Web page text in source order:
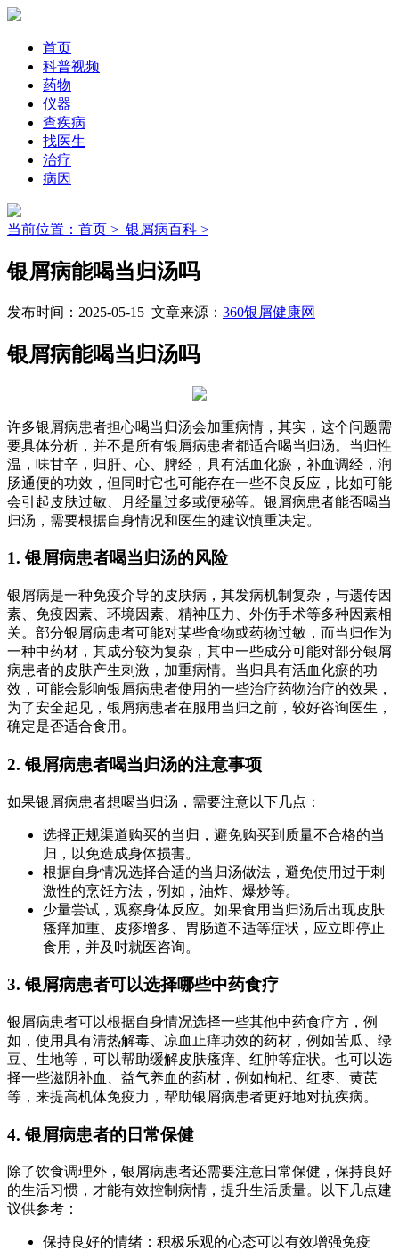
首页
科普视频
药物
仪器
查疾病
找医生
治疗
病因
当前位置：首页 > 银屑病百科 >
银屑病能喝当归汤吗
发布时间：2025-05-15 文章来源： 360银屑健康网
银屑病能喝当归汤吗
许多银屑病患者担心喝当归汤会加重病情，其实，这个问题需
要具体分析，并不是所有银屑病患者都适合喝当归汤。当归性
温，味甘辛，归肝、心、脾经，具有活血化瘀，补血调经，润
肠通便的功效，但同时它也可能存在一些不良反应，比如可能
会引起皮肤过敏、月经量过多或便秘等。银屑病患者能否喝当
归汤，需要根据自身情况和医生的建议慎重决定。
1. 银屑病患者喝当归汤的风险
银屑病是一种免疫介导的皮肤病，其发病机制复杂，与遗传因
素、免疫因素、环境因素、精神压力、外伤手术等多种因素相
关。部分银屑病患者可能对某些食物或药物过敏，而当归作为
一种中药材，其成分较为复杂，其中一些成分可能对部分银屑
病患者的皮肤产生刺激，加重病情。当归具有活血化瘀的功
效，可能会影响银屑病患者使用的一些治疗药物治疗的效果，
为了安全起见，银屑病患者在服用当归之前，较好咨询医生，
确定是否适合食用。
2. 银屑病患者喝当归汤的注意事项
如果银屑病患者想喝当归汤，需要注意以下几点：
选择正规渠道购买的当归，避免购买到质量不合格的当
归，以免造成身体损害。
根据自身情况选择合适的当归汤做法，避免使用过于刺
激性的烹饪方法，例如，油炸、爆炒等。
少量尝试，观察身体反应。如果食用当归汤后出现皮肤
瘙痒加重、皮疹增多、胃肠道不适等症状，应立即停止
食用，并及时就医咨询。
3. 银屑病患者可以选择哪些中药食疗
银屑病患者可以根据自身情况选择一些其他中药食疗方，例
如，使用具有清热解毒、凉血止痒功效的药材，例如苦瓜、绿
豆、生地等，可以帮助缓解皮肤瘙痒、红肿等症状。也可以选
择一些滋阴补血、益气养血的药材，例如枸杞、红枣、黄芪
等，来提高机体免疫力，帮助银屑病患者更好地对抗疾病。
4. 银屑病患者的日常保健
除了饮食调理外，银屑病患者还需要注意日常保健，保持良好
的生活习惯，才能有效控制病情，提升生活质量。以下几点建
议供参考：
保持良好的情绪：积极乐观的心态可以有效增强免疫